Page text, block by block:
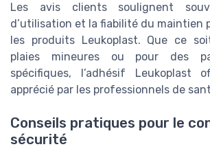
Les avis clients soulignent
d’utilisation et la fiabilité du maintien
les produits Leukoplast. Que ce
plaies mineures ou pour des
spécifiques, l’adhésif Leukoplast
apprécié par les professionnels de
Conseils pratiques pour le
sécurité